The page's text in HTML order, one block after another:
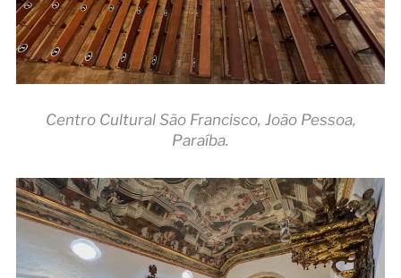
Centro Cultural São Francisco, João Pessoa,
Paraíba.